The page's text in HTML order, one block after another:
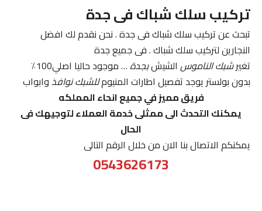
تركيب سلك شباك فى جدة
تبحث عن تركيب سلك شباك فى جدة . نحن نقدم لك افضل
النجارين لتركيب سلك شباك . فى جميع جدة
تغيرشبك الناموس الشيشبجدة
… موجود حاليا اصلي100٪
بدون بولستر يوجد تفصيل اطارات المنيومللشبك نوافذوابواب
فريق مميز في جميع انحاء المملكه
يمكنك التحدث الى ممثلى خدمة العملاء لتوجيهك فى
الحال
يمكنكم الاتصال بنا الان من خلال الرقم التالى
0543626173